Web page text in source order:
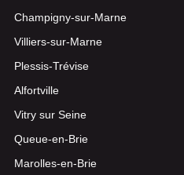
Champigny-sur-Marne
Villiers-sur-Marne
Plessis-Trévise
Alfortville
Vitry sur Seine
Queue-en-Brie
Marolles-en-Brie